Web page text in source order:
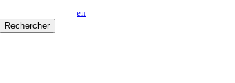
en
Rechercher